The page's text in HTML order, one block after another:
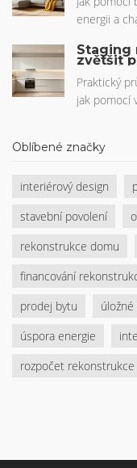
energii a
pro
Staging
zvětšit
Praktický
jak pomocí
Oblíbené značky
interiérový design
stavební povolení
rekonstrukce domu
financování
prodej bytu
úspora energie
rozpočet rekonstrukce